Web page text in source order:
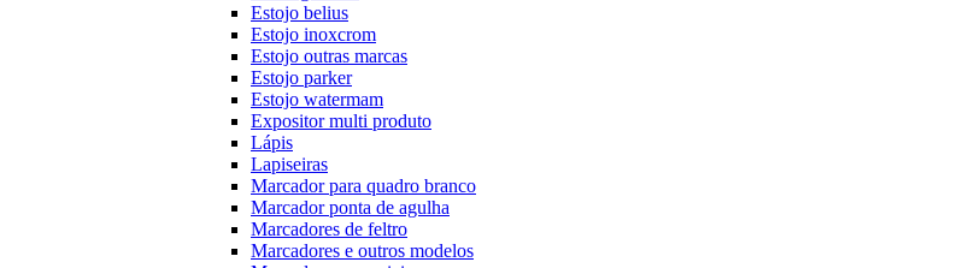
Estojo belius
Estojo inoxcrom
Estojo outras marcas
Estojo parker
Estojo watermam
Expositor multi produto
Lápis
Lapiseiras
Marcador para quadro branco
Marcador ponta de agulha
Marcadores de feltro
Marcadores e outros modelos